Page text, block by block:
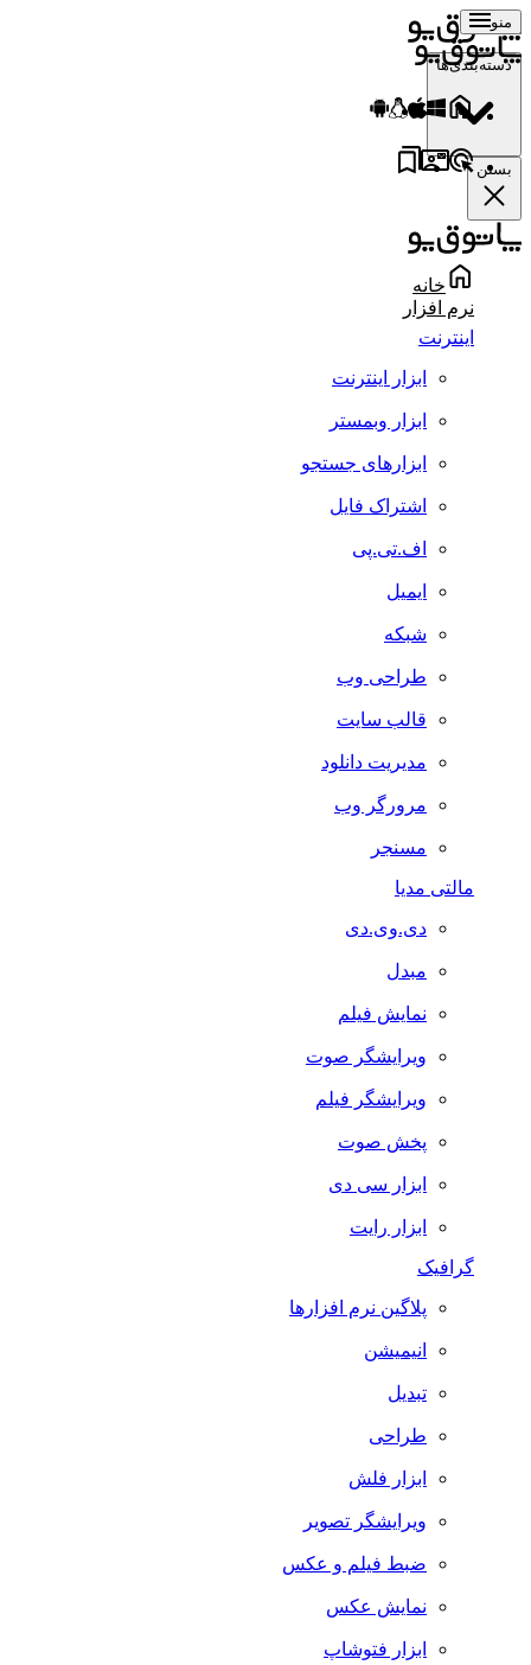
منو
دسته‌بندی‌ها
بستن
خانه
نرم افزار
اینترنت
ابزار اینترنت
ابزار وبمستر
ابزارهای جستجو
اشتراک فایل
اف.تی.پی
ایمیل
شبکه
طراحی وب
قالب سایت
مدیریت دانلود
مرورگر وب
مسنجر
مالتی مدیا
دی.وی.دی
مبدل
نمایش فیلم
ویرایشگر صوت
ویرایشگر فیلم
پخش صوت
ابزار سی دی
ابزار رایت
گرافیک
پلاگین نرم افزارها
انیمیشن
تبدیل
طراحی
ابزار فلش
ویرایشگر تصویر
ضبط فيلم و عكس
نمایش عکس
ابزار فتوشاپ